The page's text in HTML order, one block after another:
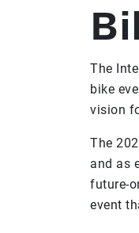
The
bike
vision
The
and as
future-
event